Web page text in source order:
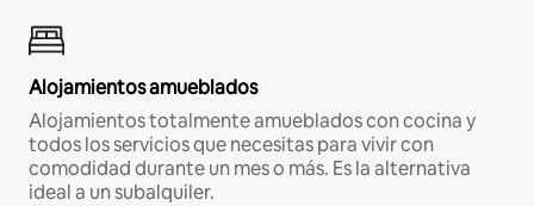
Alojamientos amueblados
Alojamientos totalmente amueblados con cocina y
todos los servicios que necesitas para vivir con
comodidad durante un mes o más. Es la alternativa
ideal a un subalquiler.